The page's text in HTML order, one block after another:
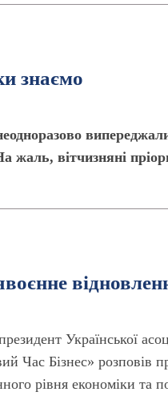
знаємо
вітчизняні
Української
Бізнес» розповів
рівня економіки та